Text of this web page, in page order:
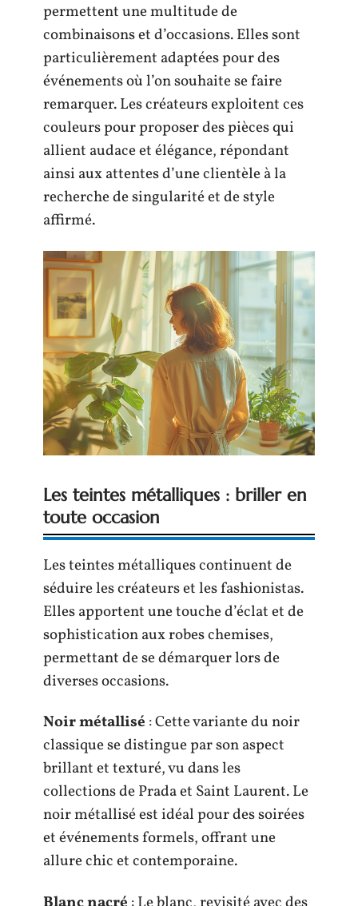
permettent une multitude de
combinaisons et d’occasions. Elles sont
particulièrement adaptées pour des
événements où l’on souhaite se faire
remarquer. Les créateurs exploitent ces
couleurs pour proposer des pièces qui
allient audace et élégance, répondant
ainsi aux attentes d’une clientèle à la
recherche de singularité et de style
affirmé.
Les teintes métalliques : briller en
toute occasion
Les teintes métalliques continuent de
séduire les créateurs et les fashionistas.
Elles apportent une touche d’éclat et de
sophistication aux robes chemises,
permettant de se démarquer lors de
diverses occasions.
Noir métallisé : Cette variante du noir
classique se distingue par son aspect
brillant et texturé, vu dans les
collections de Prada et Saint Laurent. Le
noir métallisé est idéal pour des soirées
et événements formels, offrant une
allure chic et contemporaine.